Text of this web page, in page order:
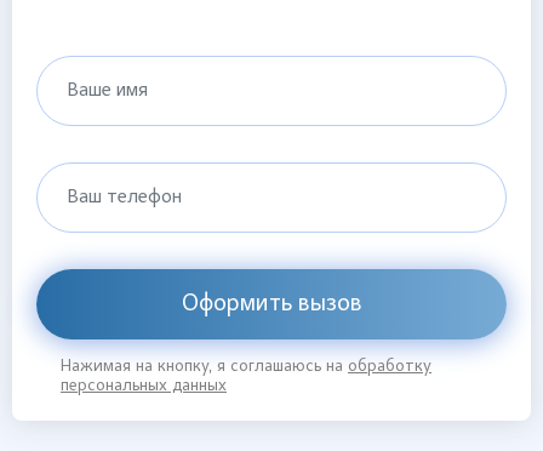
Ваше имя
Ваш телефон
Оформить вызов
Нажимая на кнопку, я соглашаюсь на обработку
персональных данных